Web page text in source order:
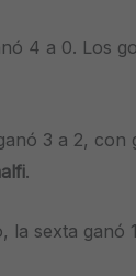
4 a 0. Los
3 a 2, con
.
la sexta ganó